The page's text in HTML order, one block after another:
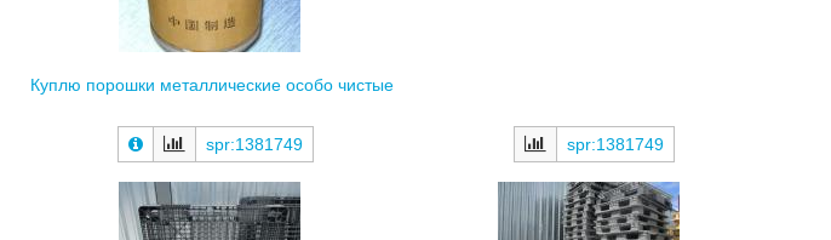
Куплю порошки металлические особо чистые
spr:1381749 spr:1381749